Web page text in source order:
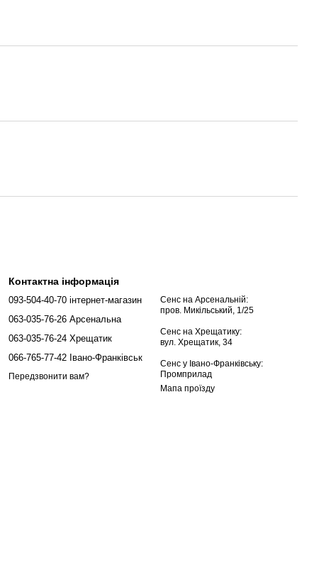
Контактна інформація
093-504-40-70 інтернет-магазин
063-035-76-26 Арсенальна
063-035-76-24 Хрещатик
066-765-77-42 Івано-Франківськ
Передзвонити вам?
Сенс на Арсенальній:
пров. Микільський, 1/25
Сенс на Хрещатику:
вул. Хрещатик, 34
Сенс у Івано-Франківську:
Промприлад
Мапа проїзду